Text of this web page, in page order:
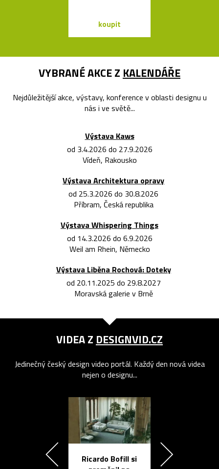
koupit
VYBRANÉ AKCE Z KALENDÁŘE
Nejdůležitější akce, výstavy, konference v oblasti designu u
nás i ve světě...
Výstava Kaws
od 3.4.2026 do 27.9.2026
Vídeň, Rakousko
Výstava Architektura opravy
od 25.3.2026 do 30.8.2026
Příbram, Česká republika
Výstava Whispering Things
od 14.3.2026 do 6.9.2026
Weil am Rhein, Německo
Výstava Liběna Rochová: Doteky
od 20.11.2025 do 29.8.2027
Moravská galerie v Brně
VIDEA Z DESIGNVID.CZ
Jedinečný český design video portál. Každý den nová videa
nejen o designu...
Ricardo Bofill si